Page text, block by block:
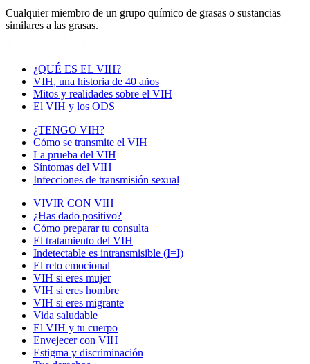
Cualquier miembro de un grupo químico de grasas o sustancias
similares a las grasas.
¿QUÉ ES EL VIH?
VIH, una historia de 40 años
Mitos y realidades sobre el VIH
El VIH y los ODS
¿TENGO VIH?
Cómo se transmite el VIH
La prueba del VIH
Síntomas del VIH
Infecciones de transmisión sexual
VIVIR CON VIH
¿Has dado positivo?
Cómo preparar tu consulta
El tratamiento del VIH
Indetectable es intransmisible (I=I)
El reto emocional
VIH si eres mujer
VIH si eres hombre
VIH si eres migrante
Vida saludable
El VIH y tu cuerpo
Envejecer con VIH
Estigma y discriminación